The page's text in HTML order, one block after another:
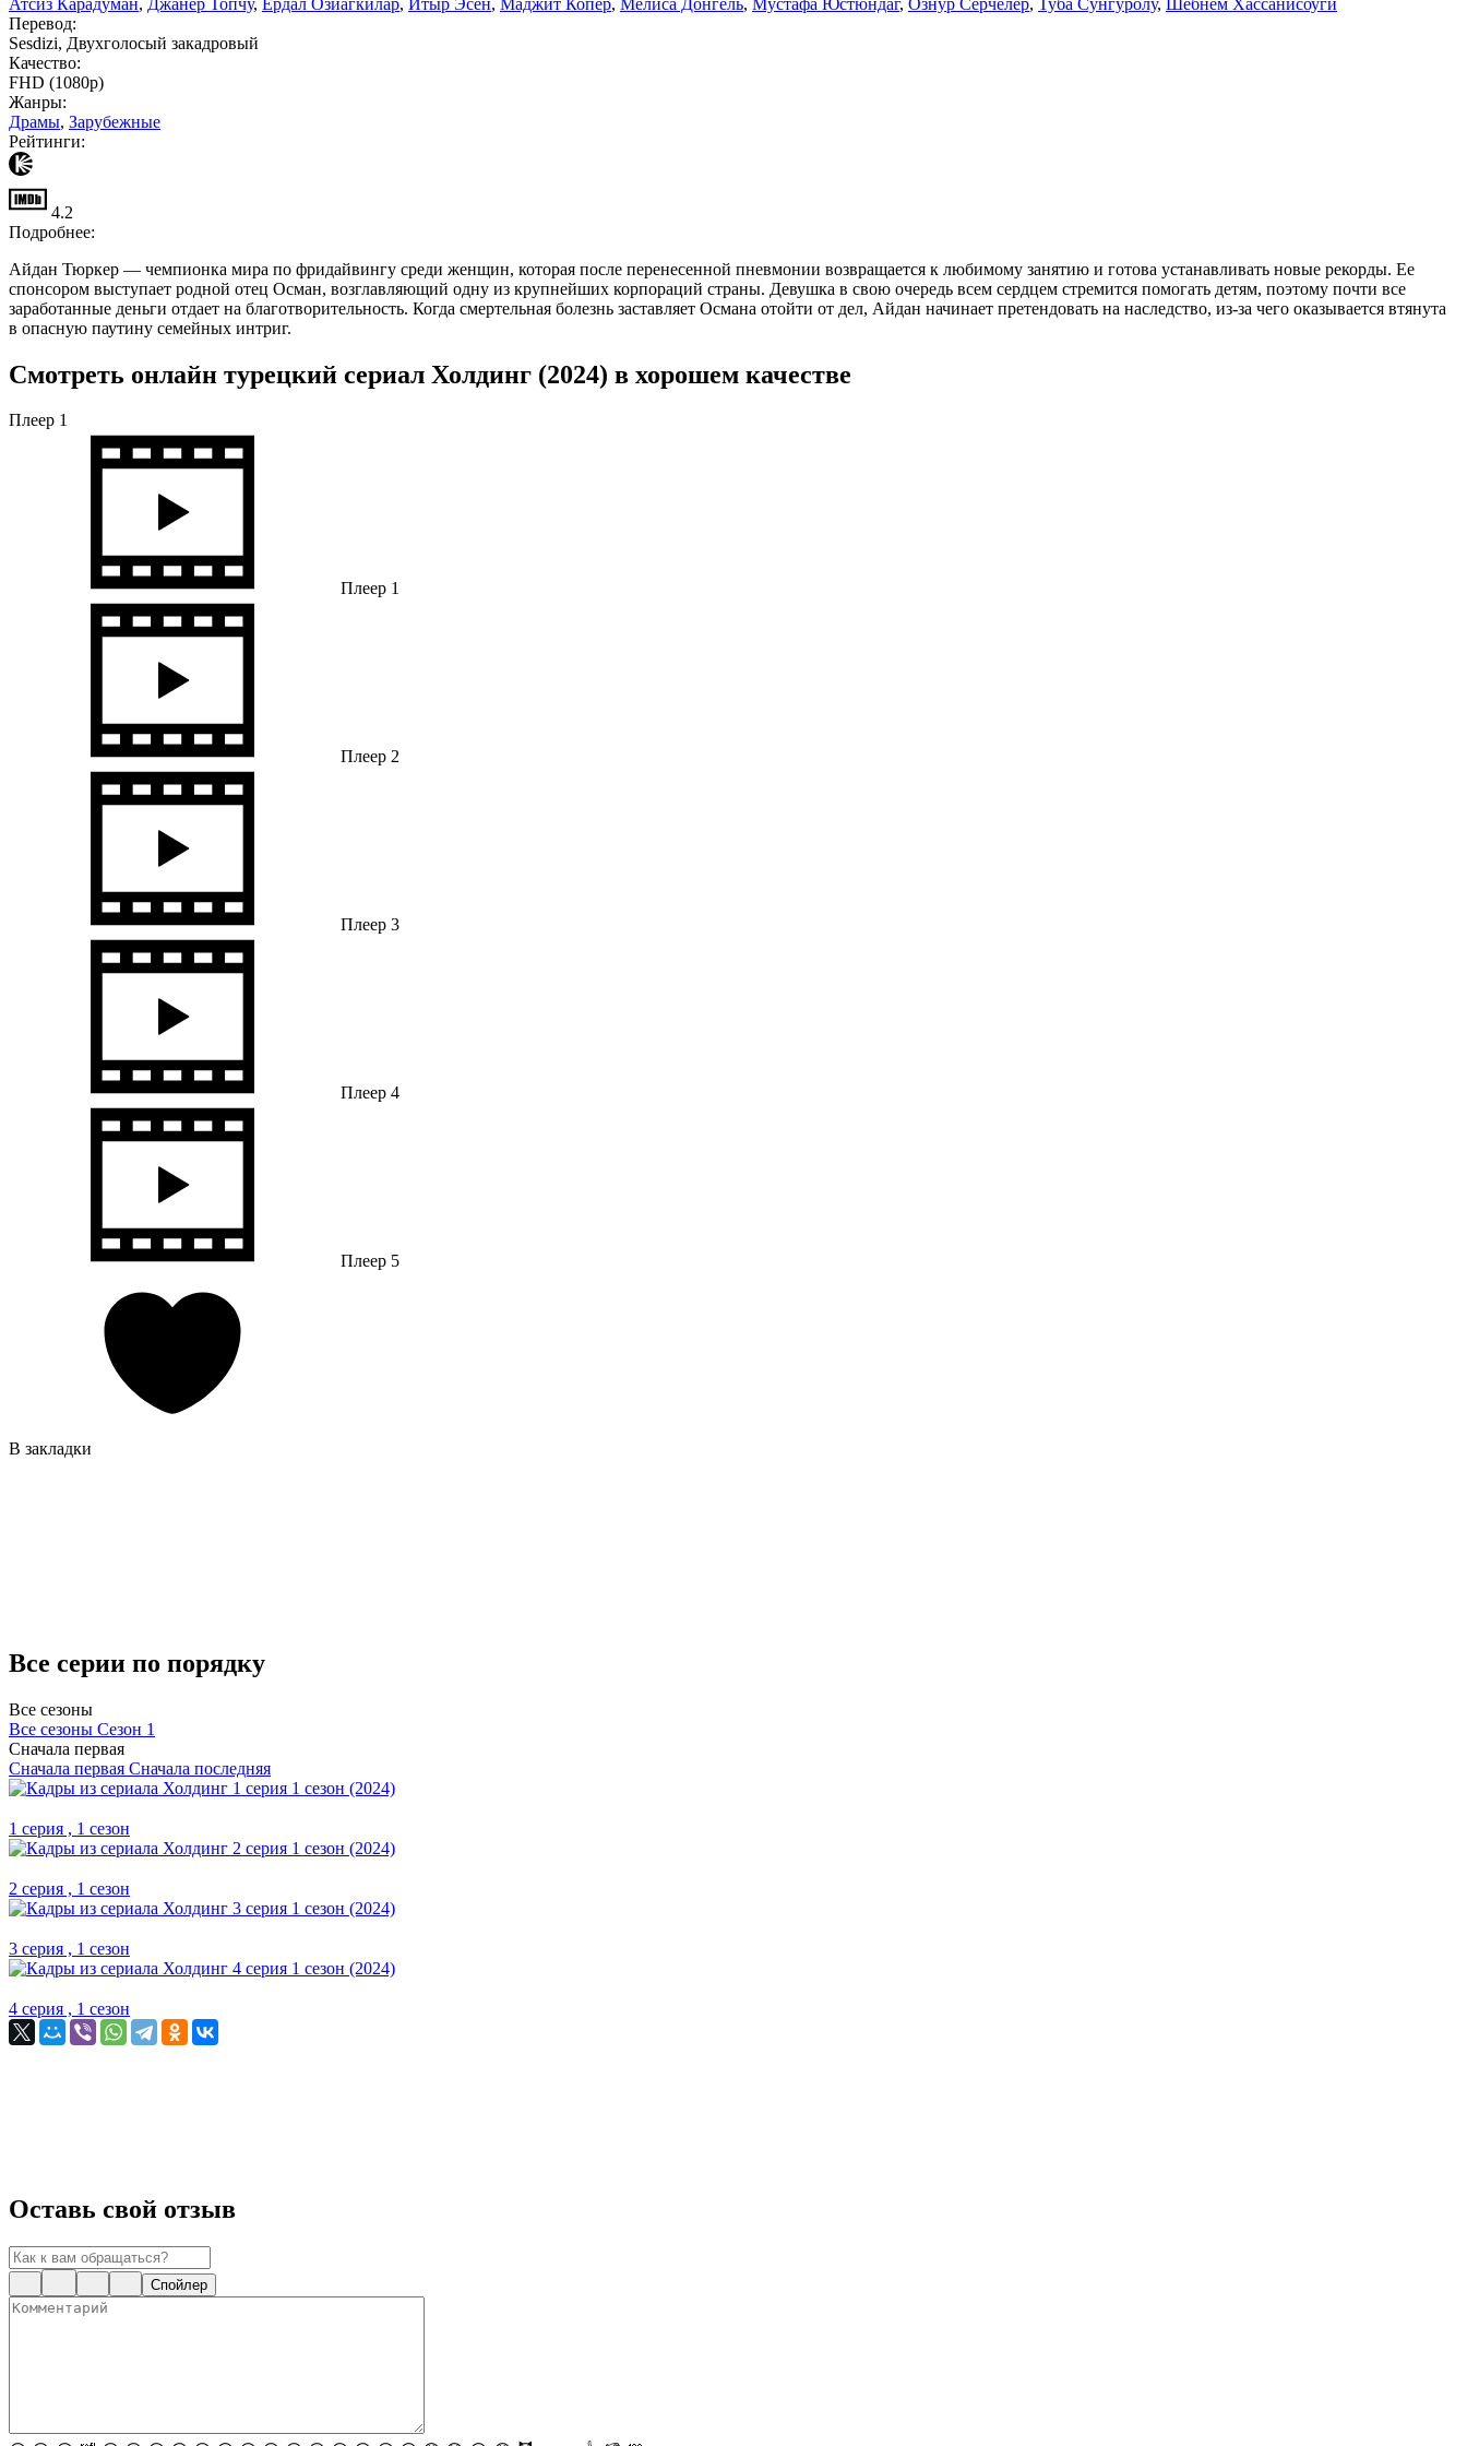
Перевод:
Sesdizi, Двухголосый закадровый
Качество:
FHD (1080p)
Жанры:
Драмы, Зарубежные
Рейтинги:
4.2
Подробнее:
Айдан Тюркер — чемпионка мира по фридайвингу среди женщин, которая после перенесенной пневмонии возвращается к любимому занятию и готова устанавливать новые рекорды. Ее
спонсором выступает родной отец Осман, возглавляющий одну из крупнейших корпораций страны. Девушка в свою очередь всем сердцем стремится помогать детям, поэтому почти все
заработанные деньги отдает на благотворительность. Когда смертельная болезнь заставляет Османа отойти от дел, Айдан начинает претендовать на наследство, из-за чего оказывается втянута
в опасную паутину семейных интриг.
Смотреть онлайн турецкий сериал Холдинг (2024) в хорошем качестве
Плеер 1
Плеер 1
Плеер 2
Плеер 3
Плеер 4
Плеер 5
В закладки
Все серии по порядку
Все сезоны
Все сезоны Сезон 1
Сначала первая
Сначала первая Сначала последняя
1 серия , 1 сезон
2 серия , 1 сезон
3 серия , 1 сезон
4 серия , 1 сезон
Оставь свой отзыв
Спойлер